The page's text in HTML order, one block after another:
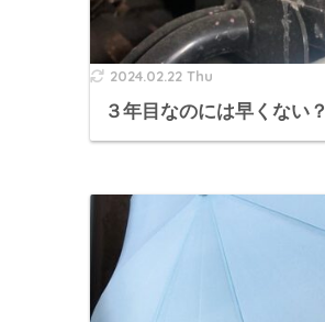
2024.02.22 Thu
３年目なのには早くない？